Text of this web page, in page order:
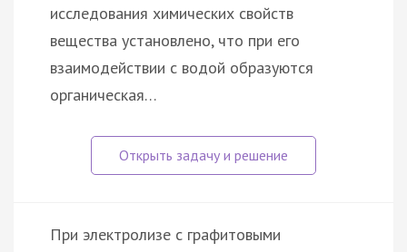
исследования химических свойств
вещества установлено, что при его
взаимодействии с водой образуются
органическая…
При электролизе с графитовыми